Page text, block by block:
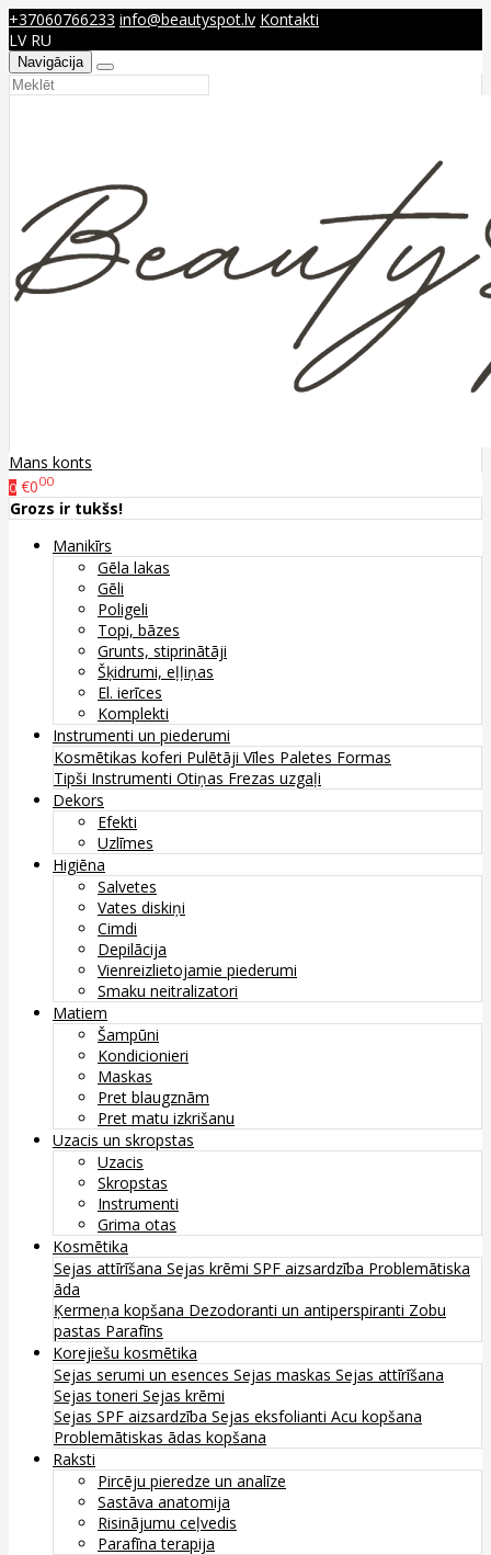
+37060766233 info@beautyspot.lv Kontakti
LV RU
Navigācija
Mans konts
0 €000
Grozs ir tukšs!
Manikīrs
Gēla lakas
Gēli
Poligeli
Topi, bāzes
Grunts, stiprinātāji
Šķidrumi, eļļiņas
El. ierīces
Komplekti
Instrumenti un piederumi
Kosmētikas koferi Pulētāji Vīles Paletes Formas
Tipši Instrumenti Otiņas Frezas uzgaļi
Dekors
Efekti
Uzlīmes
Higiēna
Salvetes
Vates diskiņi
Cimdi
Depilācija
Vienreizlietojamie piederumi
Smaku neitralizatori
Matiem
Šampūni
Kondicionieri
Maskas
Pret blaugznām
Pret matu izkrišanu
Uzacis un skropstas
Uzacis
Skropstas
Instrumenti
Grima otas
Kosmētika
Sejas attīrīšana Sejas krēmi SPF aizsardzība Problemātiska
āda
Ķermeņa kopšana Dezodoranti un antiperspiranti Zobu
pastas Parafīns
Korejiešu kosmētika
Sejas serumi un esences Sejas maskas Sejas attīrīšana
Sejas toneri Sejas krēmi
Sejas SPF aizsardzība Sejas eksfolianti Acu kopšana
Problemātiskas ādas kopšana
Raksti
Pircēju pieredze un analīze
Sastāva anatomija
Risinājumu ceļvedis
Parafīna terapija